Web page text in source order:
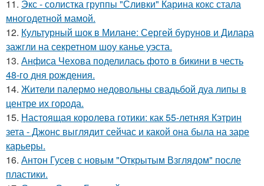
11. Экс - солистка группы "Сливки" Карина кокс стала
многодетной мамой.
12. Культурный шок в Милане: Сергей бурунов и Дилара
зажгли на секретном шоу канье уэста.
13. Анфиса Чехова поделилась фото в бикини в честь
48-го дня рождения.
14. Жители палермо недовольны свадьбой дуа липы в
центре их города.
15. Настоящая королева готики: как 55-летняя Кэтрин
зета - Джонс выглядит сейчас и какой она была на заре
карьеры.
16. Антон Гусев с новым "Открытым Взглядом" после
пластики.